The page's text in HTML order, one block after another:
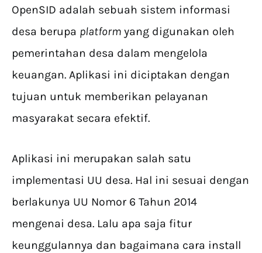
OpenSID adalah sebuah sistem informasi
desa berupa platform yang digunakan oleh
pemerintahan desa dalam mengelola
keuangan. Aplikasi ini diciptakan dengan
tujuan untuk memberikan pelayanan
masyarakat secara efektif.
Aplikasi ini merupakan salah satu
implementasi UU desa. Hal ini sesuai dengan
berlakunya UU Nomor 6 Tahun 2014
mengenai desa. Lalu apa saja fitur
keunggulannya dan bagaimana cara install